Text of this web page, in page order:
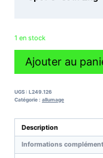
1 en stock
quantité
d'allumage
piaggio
350
sport
touring
Ajouter au
UGS : L249.126
Catégorie : allumage
Description
Informations